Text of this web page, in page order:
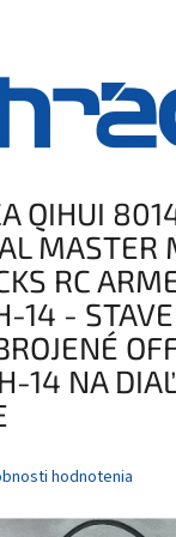
QIHUI
MASTER
RC
14 -
14 NA
hodnotenia